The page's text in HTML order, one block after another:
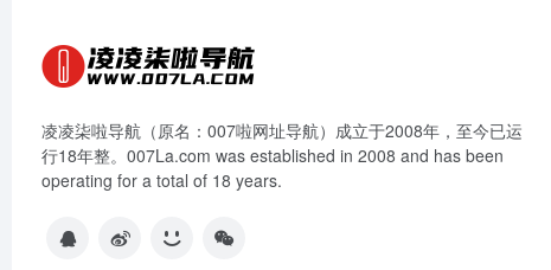
凌凌柒啦导航（原名：007啦网址导航）成立于2008年，至今已运
行18年整。007La.com was established in 2008 and has been
operating for a total of 18 years.